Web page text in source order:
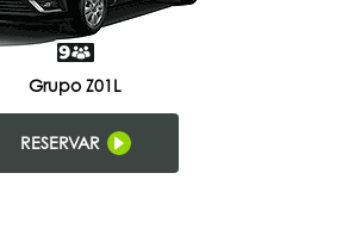
Grupo Z01L
RESERVAR